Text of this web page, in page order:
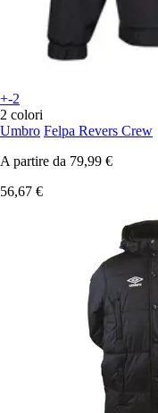
+-2
2 colori
Umbro Felpa Revers Crew
A partire da 79,99 €
56,67 €